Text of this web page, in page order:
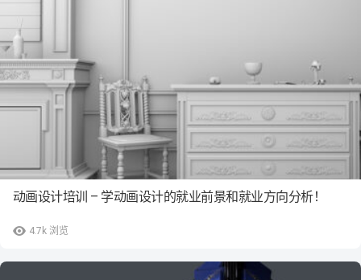
4.7k 浏览
动画设计培训 – 学动画设计的就业前景和就业方向分析！